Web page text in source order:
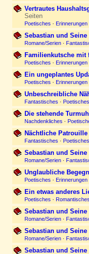
Vertrautes
Seiten
Poetisches · Erinnerungen
Sebastian und
Romane/Serien ·
Familienkutsche mit
Poetisches · Erinnerungen
Ein ungeplantes
Poetisches · Erinnerungen
Unbeschreibliche
Fantastisches · Poetisches
Die stehende
Nachdenkliches ·
Nächtliche
Fantastisches · Poetisches
Sebastian und
Romane/Serien ·
Unglaubliche
Poetisches · Erinnerungen
Ein etwas anderes
Poetisches · Romantisches
Sebastian und
Romane/Serien ·
Sebastian und
Romane/Serien ·
Sebastian und